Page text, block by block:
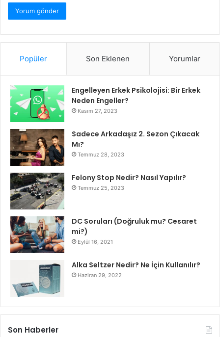
Popüler Son Eklenen Yorumlar
Engelleyen Erkek Psikolojisi: Bir Erkek
Neden Engeller?
Kasım 27, 2023
Sadece Arkadaşız 2. Sezon Çıkacak
Mı?
Temmuz 28, 2023
Felony Stop Nedir? Nasıl Yapılır?
Temmuz 25, 2023
DC Soruları (Doğruluk mu? Cesaret
mi?)
Eylül 16, 2021
Alka Seltzer Nedir? Ne İçin Kullanılır?
Haziran 29, 2022
Son Haberler